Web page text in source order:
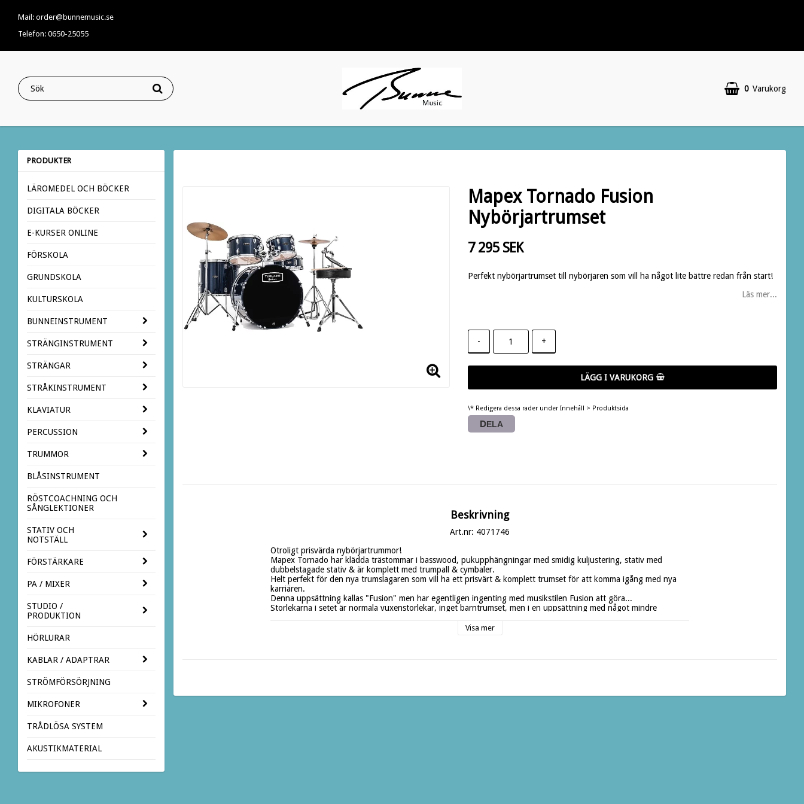
Mail: order@bunnemusic.se
Telefon: 0650-25055
0 Varukorg
PRODUKTER
LÄROMEDEL OCH BÖCKER
DIGITALA BÖCKER
E-KURSER ONLINE
FÖRSKOLA
GRUNDSKOLA
KULTURSKOLA
BUNNEINSTRUMENT
STRÄNGINSTRUMENT
STRÄNGAR
STRÅKINSTRUMENT
KLAVIATUR
PERCUSSION
TRUMMOR
BLÅSINSTRUMENT
RÖSTCOACHNING OCH
SÅNGLEKTIONER
STATIV OCH
NOTSTÄLL
FÖRSTÄRKARE
PA / MIXER
STUDIO /
PRODUKTION
HÖRLURAR
KABLAR / ADAPTRAR
STRÖMFÖRSÖRJNING
MIKROFONER
TRÅDLÖSA SYSTEM
AKUSTIKMATERIAL
Mapex Tornado Fusion
Nybörjartrumset
7 295 SEK
Perfekt nybörjartrumset till nybörjaren som vill ha något lite bättre redan från start!
Läs mer...
- +
LÄGG I VARUKORG
\* Redigera dessa rader under Innehåll > Produktsida
DELA
Beskrivning
Art.nr: 4071746
Otroligt prisvärda nybörjartrummor!
Mapex Tornado har klädda trästommar i basswood, pukupphängningar med smidig kuljustering, stativ med
dubbelstagade stativ & är komplett med trumpall & cymbaler.
Helt perfekt för den nya trumslagaren som vill ha ett prisvärt & komplett trumset för att komma igång med nya
karriären.
Denna uppsättning kallas "Fusion" men har egentligen ingenting med musikstilen Fusion att göra...
Storlekarna i setet är normala vuxenstorlekar, inget barntrumset, men i en uppsättning med något mindre
yngre & kortare. Bastrumman på 20" är perfekt till en nybörjare så man kan sänka ner hängpukorna lite mer än
Hängpuka 1: Diameter 10” (djup 8”)
Visa mer